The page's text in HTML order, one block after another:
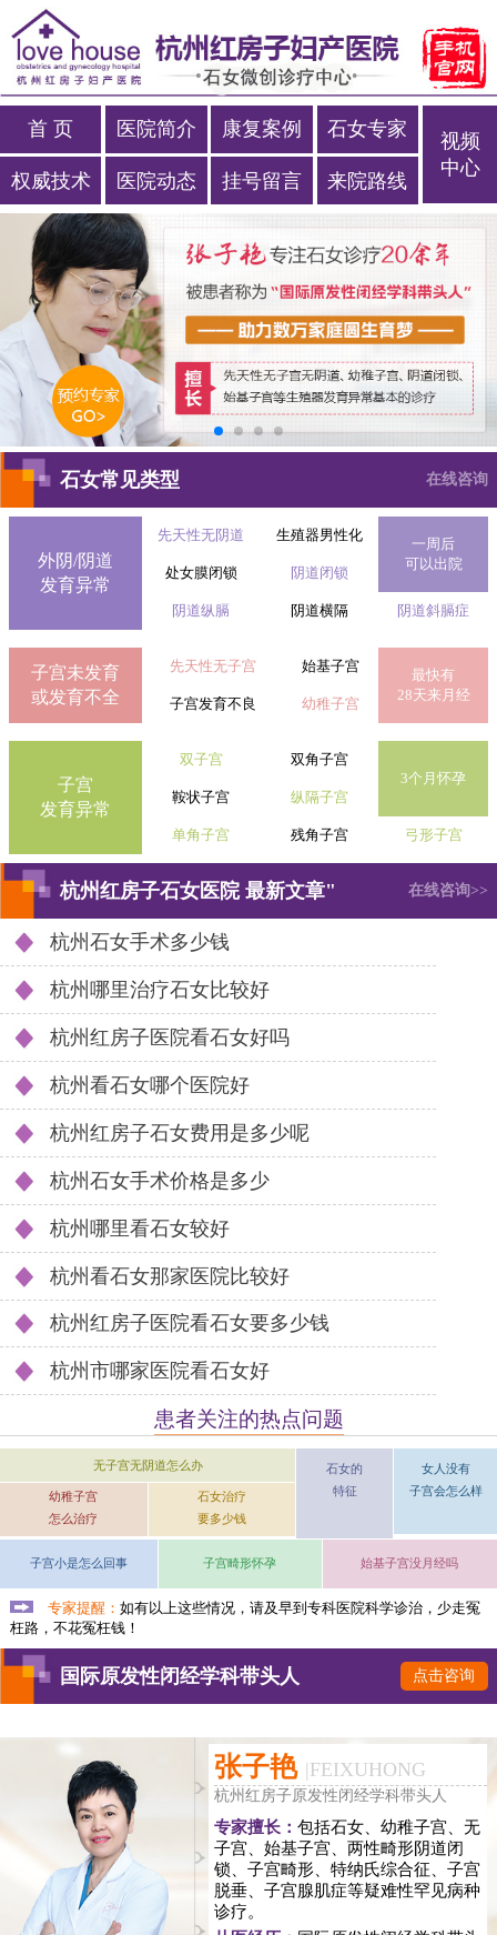
首 页 医院简介 康复案例 石女专家
权威技术 医院动态 挂号留言 来院路线
视频
中心
石女常见类型 在线咨询
外阴/阴道
发育异常
先天性无阴道 生殖器男性化
一周后
可以出院
处女膜闭锁 阴道闭锁
阴道纵膈 阴道横隔 阴道斜膈症
子宫未发育
或发育不全
先天性无子宫 始基子宫
最快有
28天来月经
子宫发育不良 幼稚子宫
子宫
发育异常
双子宫
双角子宫
3个月怀孕
鞍状子宫
纵隔子宫
单角子宫 残角子宫 弓形子宫
杭州红房子石女医院 最新文章" 在线咨询>>
杭州石女手术多少钱
杭州哪里治疗石女比较好
杭州红房子医院看石女好吗
杭州看石女哪个医院好
杭州红房子石女费用是多少呢
杭州石女手术价格是多少
杭州哪里看石女较好
杭州看石女那家医院比较好
杭州红房子医院看石女要多少钱
杭州市哪家医院看石女好
患者关注的热点问题
无子宫无阴道怎么办
幼稚子宫
怎么治疗
石女治疗
要多少钱
石女的
特征
女人没有
子宫会怎么样
子宫小是怎么回事 子宫畸形怀孕 始基子宫没月经吗
专家提醒：如有以上这些情况，请及早到专科医院科学诊治，少走冤
枉路，不花冤枉钱！
国际原发性闭经学科带头人 点击咨询
张子艳 |FEIXUHONG
杭州红房子原发性闭经学科带头人
专家擅长： 包括石女、幼稚子宫、无
子宫、始基子宫、两性畸形阴道闭
锁、子宫畸形、特纳氏综合征、子宫
脱垂、子宫腺肌症等疑难性罕见病种
诊疗。